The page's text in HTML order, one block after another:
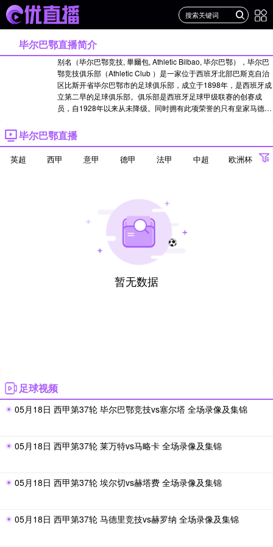
毕尔巴鄂直播简介
别名（毕尔巴鄂竞技, 畢爾包, Athletic Bilbao, 毕尔巴鄂），毕尔巴
鄂竞技俱乐部（Athletic Club ）是一家位于西班牙北部巴斯克自治
区比斯开省毕尔巴鄂市的足球俱乐部，成立于1898年，是西班牙成
立第二早的足球俱乐部。俱乐部是西班牙足球甲级联赛的创赛成
员，自1928年以来从未降级。同时拥有此项荣誉的只有皇家马德里
无任何商业广告。球队的绰号为“巴斯克雄狮”。 曾获得过8次西甲冠
军，24次西班牙国王杯冠军和2次西班牙超级杯冠军...查看更多
20/21赛季毕尔巴鄂名单
毕尔巴鄂直播
英超 西甲 意甲 德甲 法甲 中超
欧洲杯
暂无数据
足球视频
05月18日 西甲第37轮 毕尔巴鄂竞技vs塞尔塔 全场录像及集锦
05月18日 西甲第37轮 莱万特vs马略卡 全场录像及集锦
05月18日 西甲第37轮 埃尔切vs赫塔费 全场录像及集锦
05月18日 西甲第37轮 马德里竞技vs赫罗纳 全场录像及集锦